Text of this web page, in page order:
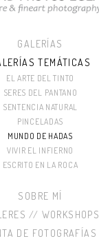
GALERÍAS
TEMÁTICAS
EL ARTE DEL TINTO
SERES DEL PANTANO
SENTENCIA NATURAL
PINCELADAS
MUNDO DE HADAS
VIVIR EL INFIERNO
ESCRITO EN LA ROCA
SOBRE MÍ
// WORKSHOPS
DE FOTOGRAFÍAS